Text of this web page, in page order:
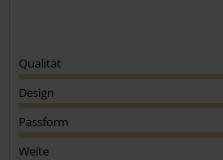
Qualität
Design
Passform
Weite